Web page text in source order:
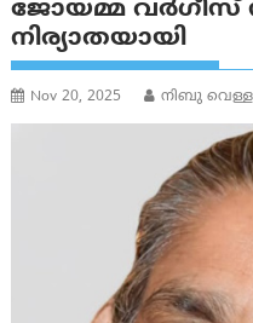
ജോയമ്മ വർഗീസ്
നിര്യാതയായി
Nov 20, 2025 നിബു